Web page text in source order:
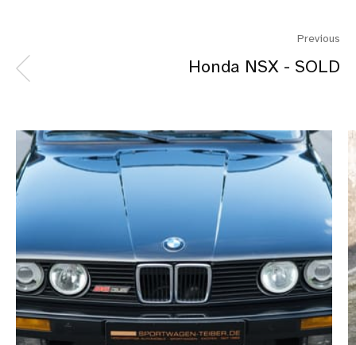
Previous
Honda NSX - SOLD